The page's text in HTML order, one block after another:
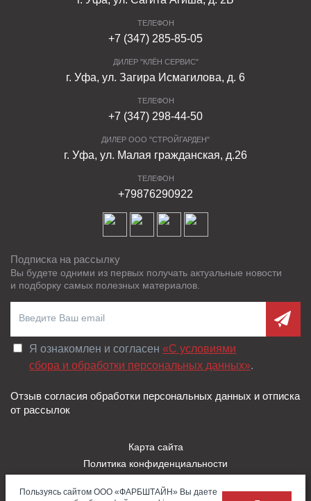
ТЕЛЕФОН
+7 (347) 285-85-05
ДИЛЕР "КЛЁН СЕРВИС"
г. Уфа, ул. Загира Исмагилова, д. 6
ТЕЛЕФОН
+7 (347) 298-44-50
ДИЛЕР ООО "СТРОЙГАРДЕН"
г. Уфа, ул. Малая гражданская, д.26
ТЕЛЕФОН
+79876290922
Подписка на рассылку
Вы будете одними из первых получать актуальные новости
и подборку самых полезных материалов.
Я ознакомлен и согласен «C условиями
сбора и обработки персональных данных».
Отзыв согласия обработки персональных данных и отписка
от рассылок
Карта сайта
Политика конфиденциальности
Правила использования Cookies
Пользуясь сайтом ООО «ФАРБШТАЙН» Вы даете